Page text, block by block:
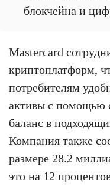
блокчейна и
Mastercard
криптоплатформ,
потребителям
активы с помощью
баланс в
Компания также
размере 28.2
это на 12